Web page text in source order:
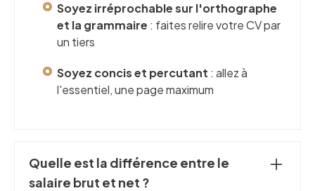
Soyez irréprochable sur l'orthographe
et la grammaire : faites relire votre CV par
un tiers
Soyez concis et percutant : allez à
l'essentiel, une page maximum
Quelle est la différence entre le
salaire brut et net ?